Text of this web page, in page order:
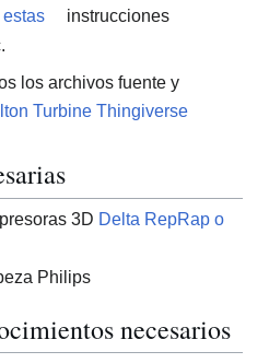
estas
instrucciones
los archivos fuente y
Turbine Thingiverse
3D Delta RepRap o
Philips
necesarios